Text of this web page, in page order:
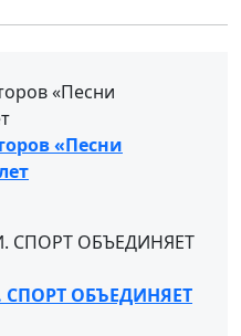
«Песни
СПОРТ ОБЪЕДИНЯЕТ